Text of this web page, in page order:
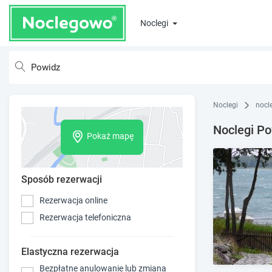
Noclegi
Pokaż mapę
Sposób rezerwacji
Rezerwacja online
Rezerwacja telefoniczna
Elastyczna rezerwacja
Bezpłatne anulowanie lub zmiana
Noclegi
Noclegi